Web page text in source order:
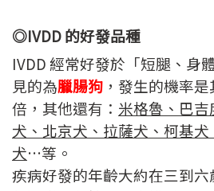
◎IVDD 的好發品種
IVDD 經常好發於「短腿、身
見的為臘腸狗 ，發生的機率
倍，其他還有： 米格魯、巴
犬、北京犬、拉薩犬、柯基
犬…等。
疾病好發的年齡大約在三到